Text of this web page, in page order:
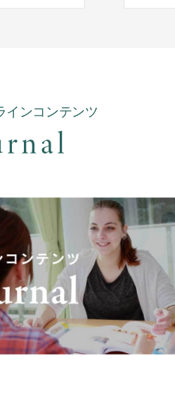
インコンテンツ